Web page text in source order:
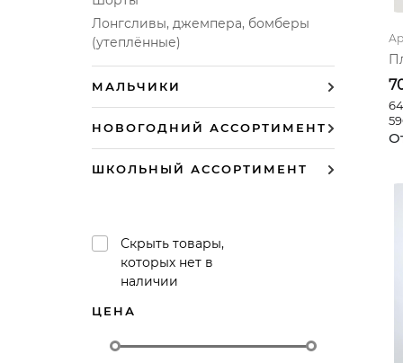
Лонгсливы, джемпера, бомберы
(утеплённые)
МАЛЬЧИКИ
НОВОГОДНИЙ АССОРТИМЕНТ
ШКОЛЬНЫЙ АССОРТИМЕНТ
Скрыть товары,
которых нет в
наличии
ЦЕНА